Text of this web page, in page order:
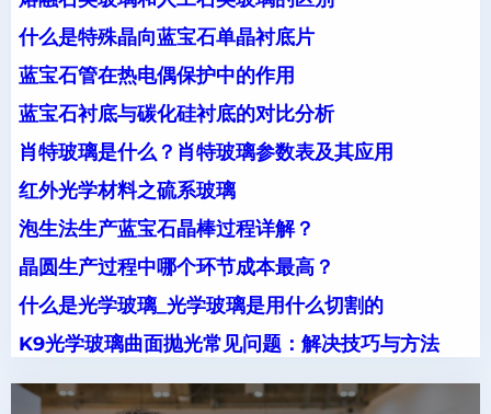
什么是特殊晶向蓝宝石单晶衬底片
蓝宝石管在热电偶保护中的作用
蓝宝石衬底与碳化硅衬底的对比分析
肖特玻璃是什么？肖特玻璃参数表及其应用
红外光学材料之硫系玻璃
泡生法生产蓝宝石晶棒过程详解？
晶圆生产过程中哪个环节成本最高？
什么是光学玻璃_光学玻璃是用什么切割的
K9光学玻璃曲面抛光常见问题：解决技巧与方法